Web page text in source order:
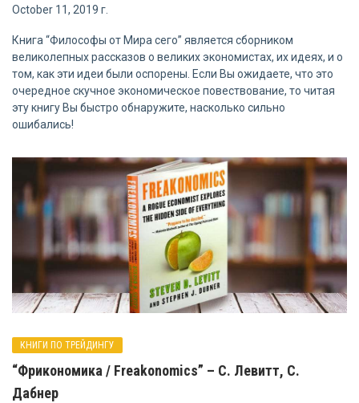
October 11, 2019 г.
Книга “Философы от Мира сего” является сборником
великолепных рассказов о великих экономистах, их идеях, и о
том, как эти идеи были оспорены. Если Вы ожидаете, что это
очередное скучное экономическое повествование, то читая
эту книгу Вы быстро обнаружите, насколько сильно
ошибались!
КНИГИ ПО ТРЕЙДИНГУ
“Фрикономика / Freakonomics” – С. Левитт, С.
Дабнер